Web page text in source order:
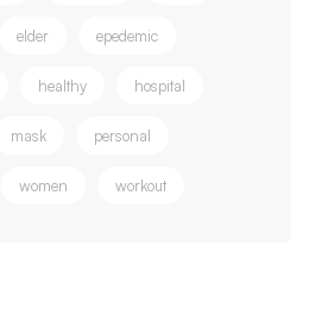
elder epedemic
healthy hospital
mask personal
women workout